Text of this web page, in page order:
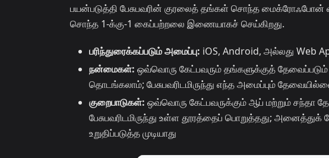
பயன்படுத்தி பேசுபவரின் குரலைத் தங்கள் சொந்த மைக்ரோஃபோன்
சொந்த 1-க்கு-1 கைப்பற்றலை இணையாகச் செய்கிறது.
பரிந்துரைக்கப்படும் அமைப்பு: iOS, Android, அல்லது Web
நன்மைகள்: ஒவ்வொரு கேட்பவரும் தங்களுக்குத்
தொடங்கலாம்; பேசுபவரிடமிருந்து எந்த அமைப்பும்
குறைபாடுகள்: ஒவ்வொரு கேட்பவருக்கும் ஆப் மற்றும் சந்தா
பேசுபவரிடமிருந்து உள்ள தூரத்தைப் பொறுத்தது; அனைத்துக்
உறுதிப்படுத்த முடியாது